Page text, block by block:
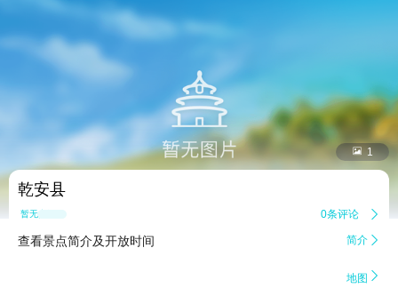
 1
乾安县
暂无点评 0条评论 
查看景点简介及开放时间 简介 
地图 